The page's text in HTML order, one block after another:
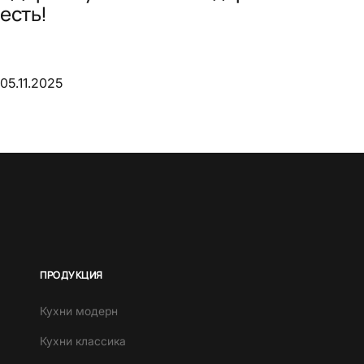
есть!
05.11.2025
ПРОДУКЦИЯ
Кухни модерн
Кухни классика